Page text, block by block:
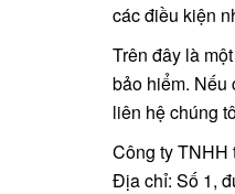
các điều kiện
Trên đây là
bảo hiểm. Nếu
liên hệ chúng
Công ty TNHH
Địa chỉ: Số 1,